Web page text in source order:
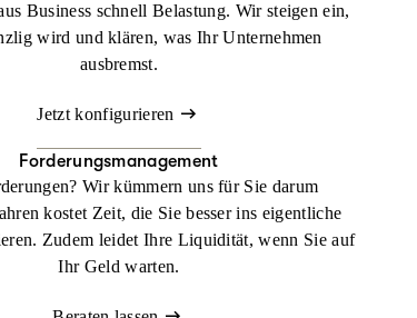
Business schnell Belastung. Wir steigen ein,
wird und klären, was Ihr Unternehmen
ausbremst.
Jetzt konfigurieren
Forderungsmanagement
Wir kümmern uns für Sie darum
kostet Zeit, die Sie besser ins eigentliche
Zudem leidet Ihre Liquidität, wenn Sie auf
Ihr Geld warten.